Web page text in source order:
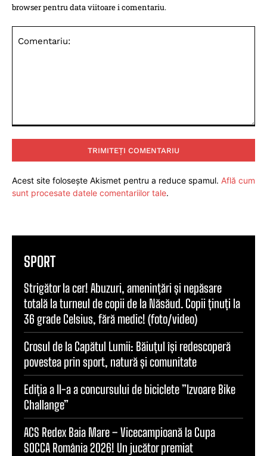
browser pentru data viitoare i comentariu.
Acest site folosește Akismet pentru a reduce spamul. Află cum
sunt procesate datele comentariilor tale.
SPORT
Strigător la cer! Abuzuri, amenințări și nepăsare
totală la turneul de copii de la Năsăud. Copii ținuți la
36 grade Celsius, fără medic! (foto/video)
Crosul de la Capătul Lumii: Băiuțul își redescoperă
povestea prin sport, natură și comunitate
Ediția a II-a a concursului de biciclete ”Izvoare Bike
Challange”
ACS Redex Baia Mare – Vicecampioană la Cupa
SOCCA România 2026! Un jucător premiat